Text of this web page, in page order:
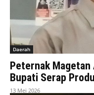
Daerah
Peternak
Bupati Serap
13 Mei 2026